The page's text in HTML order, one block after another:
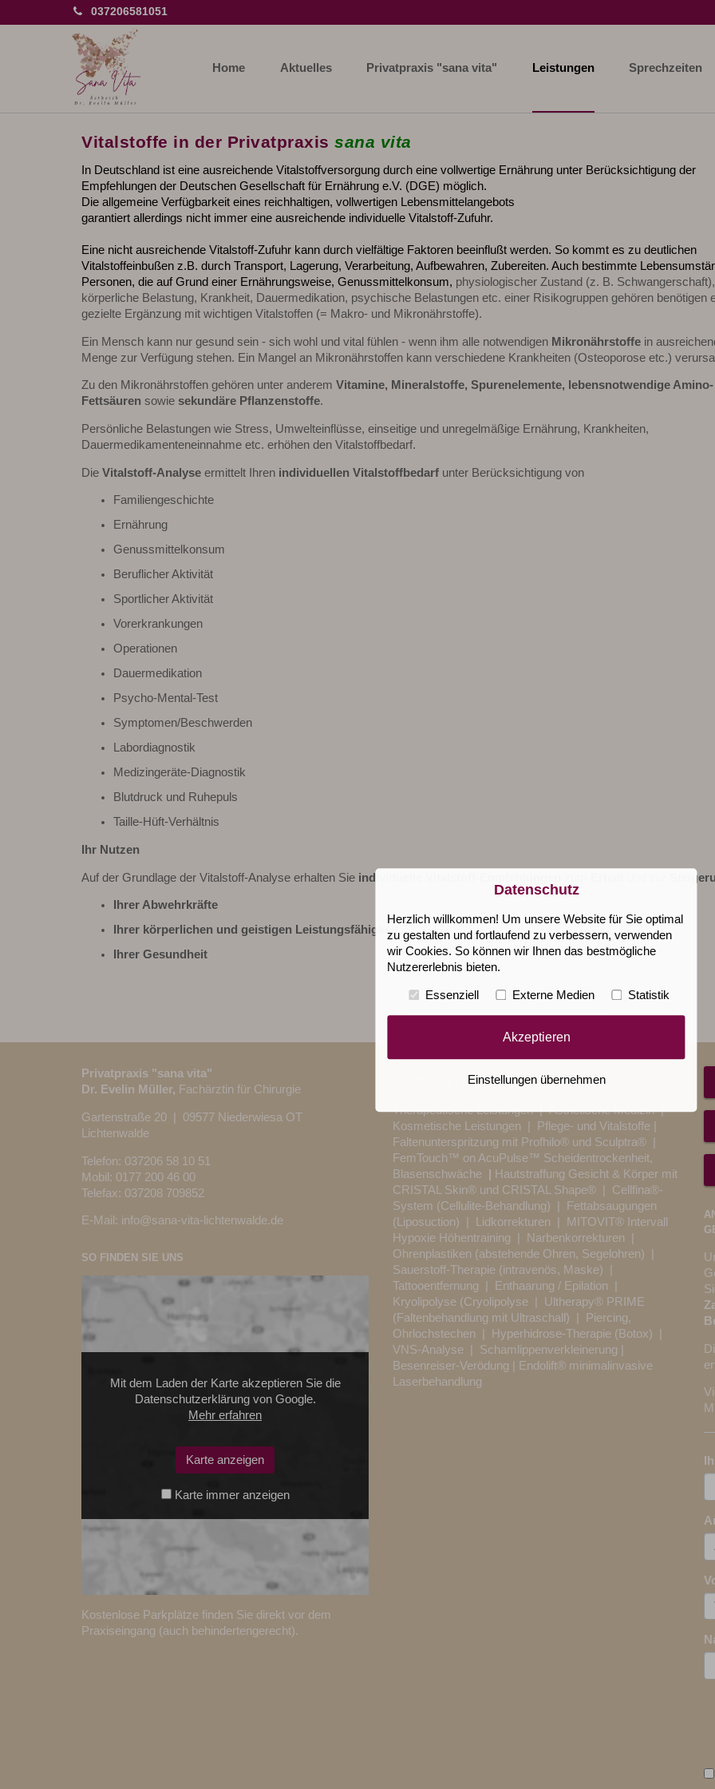
037206581051
Home Aktuelles Privatpraxis "sana vita" Leistungen Sprechzeiten
Vitalstoffe in der Privatpraxis sana vita
In Deutschland ist eine ausreichende Vitalstoffversorgung durch eine vollwertige Ernährung unter Berücksichtigung der
Empfehlungen der Deutschen Gesellschaft für Ernährung e.V. (DGE) möglich.
Die allgemeine Verfügbarkeit eines reichhaltigen, vollwertigen Lebensmittelangebots
garantiert allerdings nicht immer eine ausreichende individuelle Vitalstoff-Zufuhr.
Eine nicht ausreichende Vitalstoff-Zufuhr kann durch vielfältige Faktoren beeinflußt werden. So kommt es zu deutlichen
Vitalstoffeinbußen z.B. durch Transport, Lagerung, Verarbeitung, Aufbewahren, Zubereiten. Auch bestimmte
Personen, die auf Grund einer Ernährungsweise, Genussmittelkonsum, physiologischer Zustand (z. B. Schwangerschaft),
körperliche Belastung, Krankheit, Dauermedikation, psychische Belastungen etc. einer Risikogruppen gehören benötigen
gezielte Ergänzung mit wichtigen Vitalstoffen (= Makro- und Mikronährstoffe).
Ein Mensch kann nur gesund sein - sich wohl und vital fühlen - wenn ihm alle notwendigen Mikronährstoffe in
Menge zur Verfügung stehen. Ein Mangel an Mikronährstoffen kann verschiedene Krankheiten (Osteoporose etc.)
Zu den Mikronährstoffen gehören unter anderem Vitamine, Mineralstoffe, Spurenelemente, lebensnotwendige Amino-
Fettsäuren sowie sekundäre Pflanzenstoffe.
Persönliche Belastungen wie Stress, Umwelteinflüsse, einseitige und unregelmäßige Ernährung, Krankheiten,
Dauermedikamenteneinnahme etc. erhöhen den Vitalstoffbedarf.
Die Vitalstoff-Analyse ermittelt Ihren individuellen Vitalstoffbedarf unter Berücksichtigung von
Familiengeschichte
Ernährung
Genussmittelkonsum
Beruflicher Aktivität
Sportlicher Aktivität
Vorerkrankungen
Operationen
Dauermedikation
Psycho-Mental-Test
Symptomen/Beschwerden
Labordiagnostik
Medizingeräte-Diagnostik
Blutdruck und Ruhepuls
Taille-Hüft-Verhältnis
Ihr Nutzen
Auf der Grundlage der Vitalstoff-Analyse erhalten Sie individuelle Vitalstoff-Empfehlungen
Ihrer Abwehrkräfte
Ihrer körperlichen und geistigen Leistungsfähigkeit
Ihrer Gesundheit
Privatpraxis "sana vita"
Dr. Evelin Müller, Fachärztin für Chirurgie
Gartenstraße 20 | 09577 Niederwiesa OT
Lichtenwalde
Telefon: 037206 58 10 51
Mobil: 0177 200 46 00
Telefax: 037208 709852
E-Mail: info@sana-vita-lichtenwalde.de
SO FINDEN SIE UNS
Mit dem Laden der Karte akzeptieren Sie die
Datenschutzerklärung von Google.
Mehr erfahren
Karte anzeigen
Karte immer anzeigen
Kostenlose Parkplätze finden Sie direkt vor dem
Praxiseingang (auch behindertengerecht).
ÜBERSICHT LEISTUNGEN BEI SANA-VITA
Therapeutische Leistungen|Ästhetische Medizin|
Kosmetische Leistungen
Pflege- und Vitalstoffe
Faltenunterspritzung mit Profhilo® und Sculptra®
FemTouch™ on AcuPulse™ Scheidentrockenheit,
Blasenschwäche
Hautstraffung Gesicht & Körper mit
CRISTAL Skin® und CRISTAL Shape® | Cellfina®-
System (Cellulite-Behandlung) |
Fettabsaugungen
(Liposuction)
Lidkorrekturen
MITOVIT® Intervall
Hypoxie Höhentraining
Narbenkorrekturen
Ohrenplastiken (abstehende Ohren, Segelohren)
Sauerstoff-Therapie (intravenös, Maske)
Tattooentfernung
Enthaarung / Epilation
Kryolipolyse (Cryolipolyse
Ultherapy® PRIME
(Faltenbehandlung mit Ultraschall)
Piercing,
Ohrlochstechen
Hyperhidrose-Therapie (Botox)
VNS-Analyse
Schamlippenverkleinerung
Besenreiser-Verödung | Endolift® minimalinvasive
Laserbehandlung
Datenschutz
Herzlich willkommen! Um unsere Website für Sie optimal
zu gestalten und fortlaufend zu verbessern, verwenden
wir Cookies. So können wir Ihnen das bestmögliche
Nutzererlebnis bieten.
Essenziell Externe Medien Statistik
Akzeptieren
Einstellungen übernehmen